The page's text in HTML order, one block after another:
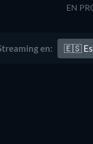
EN
en: 🇪🇸